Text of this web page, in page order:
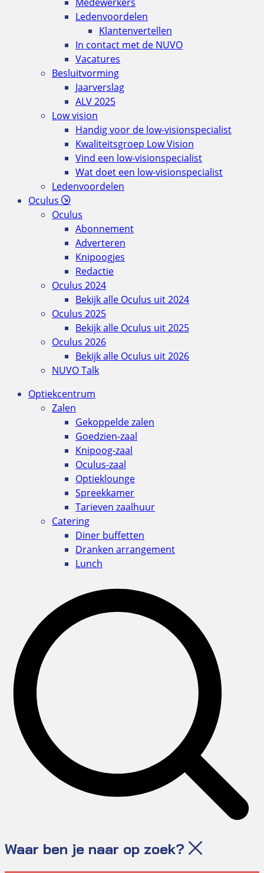
Ledenvoordelen
Klantenvertellen
In contact met de NUVO
Vacatures
Besluitvorming
Jaarverslag
ALV 2025
Low vision
Handig voor de low-visionspecialist
Kwaliteitsgroep Low Vision
Vind een low-visionspecialist
Wat doet een low-visionspecialist
Ledenvoordelen
Oculus
Oculus
Abonnement
Adverteren
Knipoogjes
Redactie
Oculus 2024
Bekijk alle Oculus uit 2024
Oculus 2025
Bekijk alle Oculus uit 2025
Oculus 2026
Bekijk alle Oculus uit 2026
NUVO Talk
Optiekcentrum
Zalen
Gekoppelde zalen
Goedzien-zaal
Knipoog-zaal
Oculus-zaal
Optieklounge
Spreekkamer
Tarieven zaalhuur
Catering
Diner buffetten
Dranken arrangement
Lunch
Waar ben je naar op zoek?